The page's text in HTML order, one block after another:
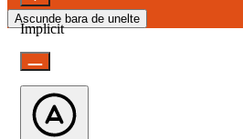
Ascunde bara de unelte
Implicit